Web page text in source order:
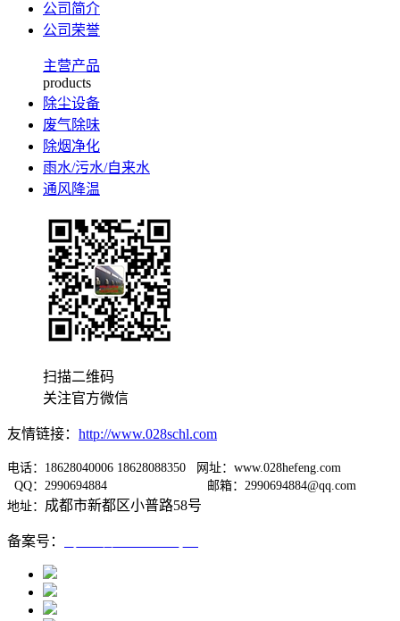
公司简介
公司荣誉
主营产品
products
除尘设备
废气除味
除烟净化
雨水/污水/自来水
通风降温
扫描二维码
关注官方微信
友情链接： http://www.028schl.com
电话：18628040006 18628088350 网址：www.028hefeng.com
QQ：2990694884
邮箱：2990694884@qq.com
地址： 成都市新都区小普路58号
备案号：